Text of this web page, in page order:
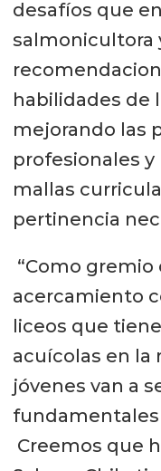
desafíos que
salmonicultora
habilidades de
mejorando las
profesionales
mallas
pertinencia
“Como
acercamiento
liceos que
acuícolas en la
jóvenes van a
fundamentales
Creemos que